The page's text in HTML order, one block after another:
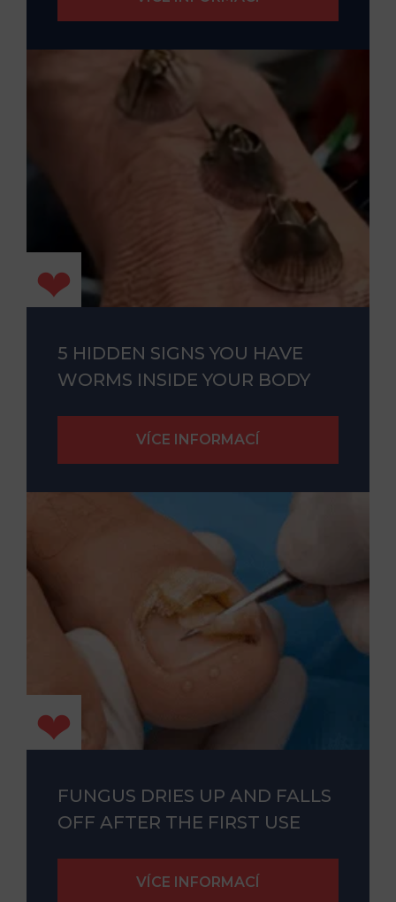
5 HIDDEN SIGNS YOU HAVE
WORMS INSIDE YOUR BODY
FUNGUS DRIES UP AND FALLS
OFF AFTER THE FIRST USE